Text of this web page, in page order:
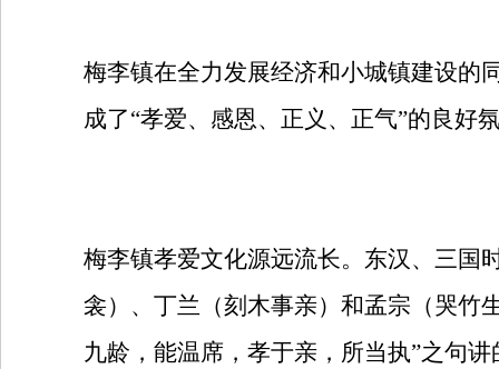
梅李镇在全力发展经济和小城镇建设的
成了“孝爱、感恩、正义、正气”的良好
梅李镇孝爱文化源远流长。东汉、三国
衾）、丁兰（刻木事亲）和孟宗（哭竹
九龄，能温席，孝于亲，所当执”之句